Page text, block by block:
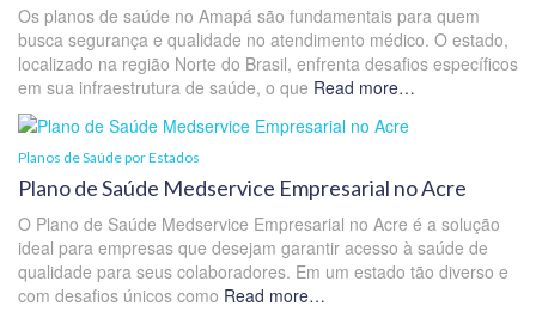
Os planos de saúde no Amapá são fundamentais para quem
busca segurança e qualidade no atendimento médico. O estado,
localizado na região Norte do Brasil, enfrenta desafios específicos
em sua infraestrutura de saúde, o que Read more…
Planos de Saúde por Estados
Plano de Saúde Medservice Empresarial no Acre
O Plano de Saúde Medservice Empresarial no Acre é a solução
ideal para empresas que desejam garantir acesso à saúde de
qualidade para seus colaboradores. Em um estado tão diverso e
com desafios únicos como Read more…